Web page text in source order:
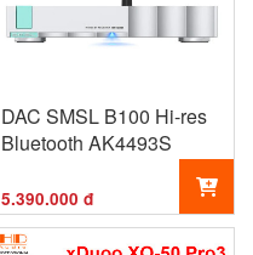
DAC SMSL B100 Hi-res
Bluetooth AK4493S
5.390.000 đ